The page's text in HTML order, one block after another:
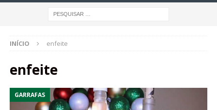
INÍCIO enfeite
enfeite
GARRAFAS